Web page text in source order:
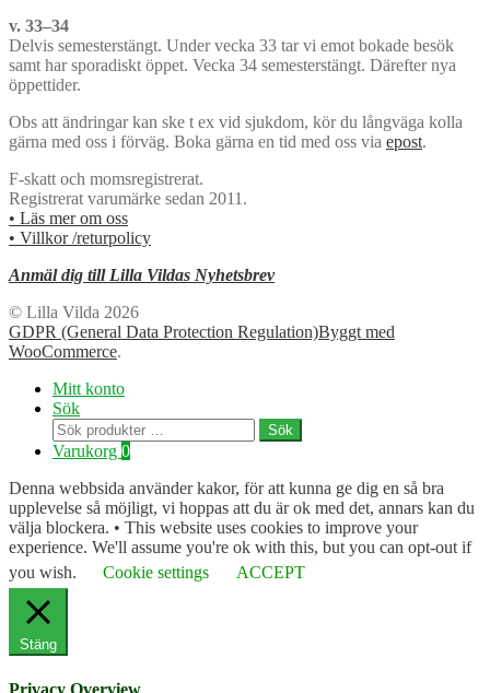
v. 33–34
Delvis semesterstängt. Under vecka 33 tar vi emot bokade besök
samt har sporadiskt öppet. Vecka 34 semesterstängt. Därefter nya
öppettider.
Obs att ändringar kan ske t ex vid sjukdom, kör du långväga kolla
gärna med oss i förväg. Boka gärna en tid med oss via epost.
F-skatt och momsregistrerat.
Registrerat varumärke sedan 2011.
• Läs mer om oss
• Villkor /returpolicy
Anmäl dig till Lilla Vildas Nyhetsbrev
© Lilla Vilda 2026
GDPR (General Data Protection Regulation)Byggt med
WooCommerce.
Mitt konto
Sök
Sök
efter:
Sök
Varukorg 0
Denna webbsida använder kakor, för att kunna ge dig en så bra
upplevelse så möjligt, vi hoppas att du är ok med det, annars kan du
välja blockera. • This website uses cookies to improve your
experience. We'll assume you're ok with this, but you can opt-out if
you wish.
Cookie settings ACCEPT
Stäng
Privacy Overview